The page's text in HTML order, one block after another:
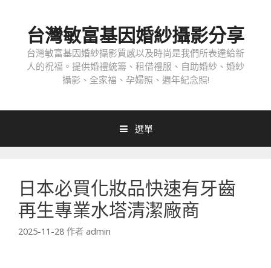
台灣敏富基因婚紗攝影分享
台灣敏富基因婚紗攝影質感以及時尚是我們所表達給新
人的祝福。提供婚禮統籌、租借禮服、自助婚紗、婚紗
攝影、全家福、孕婦照、週年紀念照!
選單
日本必買化妝品快速有牙齒
再生專業水塔清潔廠商
2025-11-28 作者 admin